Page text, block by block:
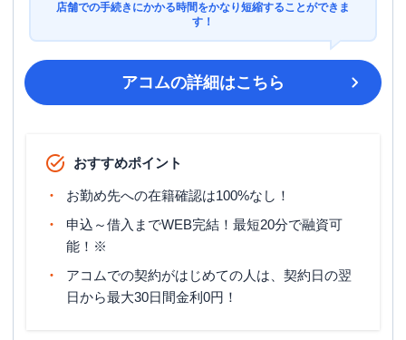
店舗での手続きにかかる時間をかなり短縮することができま
す！
アコムの詳細はこちら
おすすめポイント
お勤め先への在籍確認は100%なし！
申込～借入までWEB完結！最短20分で融資可
能！※
アコムでの契約がはじめての人は、契約日の翌
日から最大30日間金利0円！